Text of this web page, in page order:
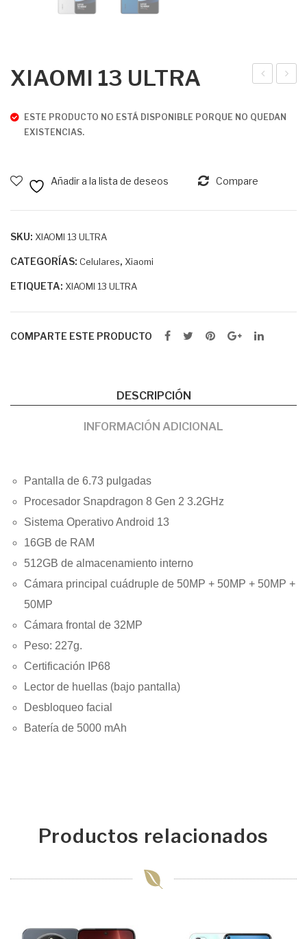
LM
OR
XIAOMI 13 ULTRA
ESTE PRODUCTO NO ESTÁ DISPONIBLE PORQUE NO QUEDAN
EXISTENCIAS.
Añadir a la lista de deseos Compare
SKU: XIAOMI 13 ULTRA
CATEGORÍAS: Celulares, Xiaomi
ETIQUETA: XIAOMI 13 ULTRA
COMPARTE ESTE PRODUCTO
DESCRIPCIÓN
INFORMACIÓN ADICIONAL
Pantalla de 6.73 pulgadas
Procesador Snapdragon 8 Gen 2 3.2GHz
Sistema Operativo Android 13
16GB de RAM
512GB de almacenamiento interno
Cámara principal cuádruple de 50MP + 50MP + 50MP +
50MP
Cámara frontal de 32MP
Peso: 227g.
Certificación IP68
Lector de huellas (bajo pantalla)
Desbloqueo facial
Batería de 5000 mAh
Productos relacionados